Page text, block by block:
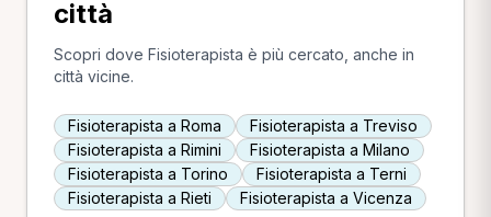
città
Scopri dove Fisioterapista è più cercato, anche in
città vicine.
Fisioterapista a Roma
Fisioterapista a Treviso
Fisioterapista a Rimini
Fisioterapista a Milano
Fisioterapista a Torino
Fisioterapista a Terni
Fisioterapista a Rieti
Fisioterapista a Vicenza